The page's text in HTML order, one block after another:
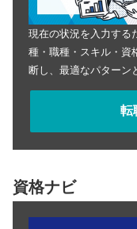
現在の状況を入力する
種・職種・スキル・資
断し、最適なパターン
転
資格ナビ